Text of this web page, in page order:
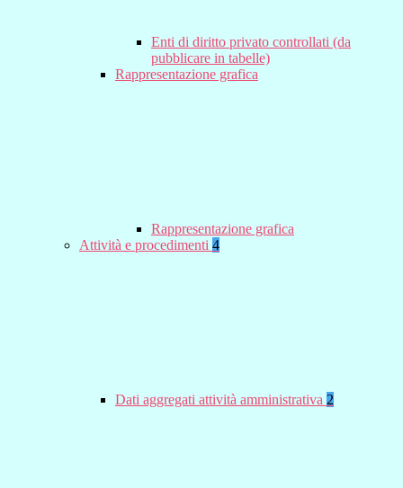
Enti di diritto privato controllati (da
pubblicare in tabelle)
Rappresentazione grafica
Rappresentazione grafica
Attività e procedimenti 4
Dati aggregati attività amministrativa 2